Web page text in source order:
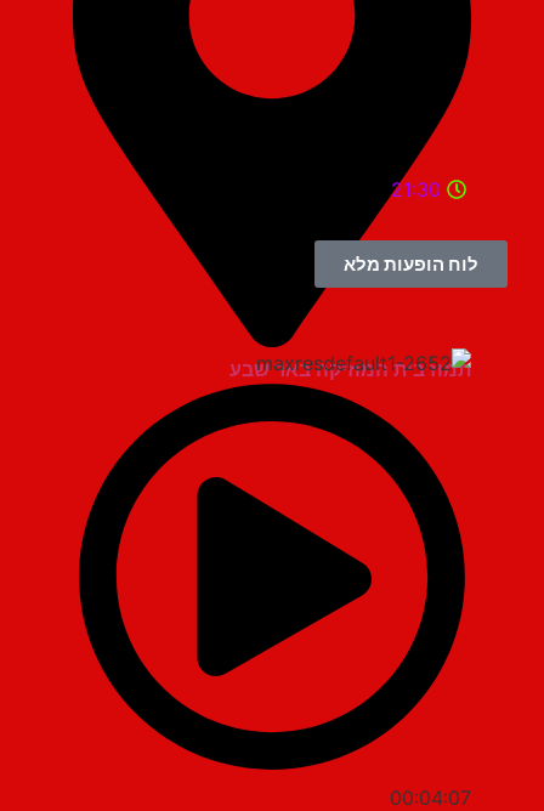
תמוז בית המוזיקה באר שבע
21:30
לוח הופעות מלא
00:04:07